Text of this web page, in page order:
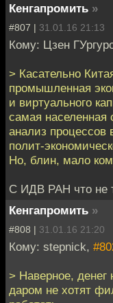
Кенгапромить »
#807 | 31.01.16 21:13
Кому: Цзен
> Касательно
промышленная
и виртуального
самая населенная
анализ процессов
полит-
Но, блин, мало
С ИДВ РАН что не
Кенгапромить »
#808 | 31.01.16 21:20
Кому: stepnick,
> Наверное, денег
даром не хотят